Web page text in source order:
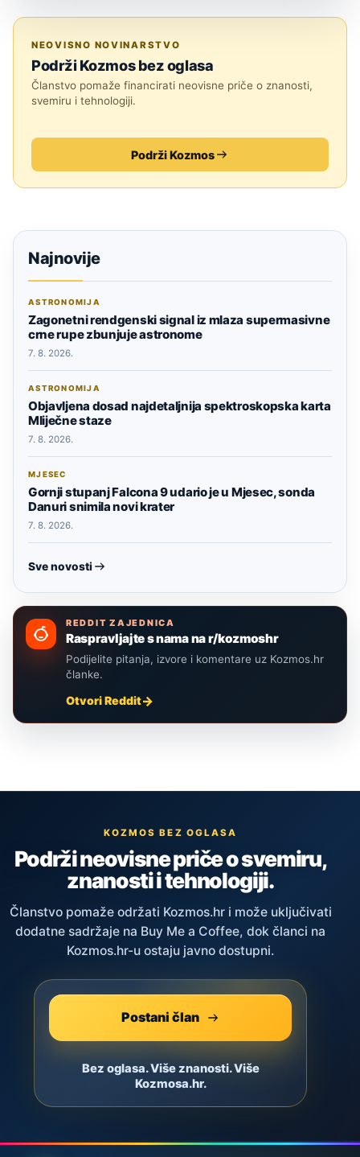
NEOVISNO NOVINARSTVO
Podrži Kozmos bez oglasa
Članstvo pomaže financirati neovisne priče o znanosti,
svemiru i tehnologiji.
Podrži Kozmos
Najnovije
ASTRONOMIJA
Zagonetni rendgenski signal iz mlaza supermasivne
crne rupe zbunjuje astronome
7. 8. 2026.
ASTRONOMIJA
Objavljena dosad najdetaljnija spektroskopska karta
Mliječne staze
7. 8. 2026.
MJESEC
Gornji stupanj Falcona 9 udario je u Mjesec, sonda
Danuri snimila novi krater
7. 8. 2026.
Sve novosti
REDDIT ZAJEDNICA
Raspravljajte s nama na r/kozmoshr
Podijelite pitanja, izvore i komentare uz Kozmos.hr
članke.
Otvori Reddit
KOZMOS BEZ OGLASA
Podrži neovisne priče o svemiru,
znanosti i tehnologiji.
Članstvo pomaže održati Kozmos.hr i može uključivati
dodatne sadržaje na Buy Me a Coffee, dok članci na
Kozmos.hr-u ostaju javno dostupni.
Postani član
Bez oglasa. Više znanosti. Više
Kozmosa.hr.